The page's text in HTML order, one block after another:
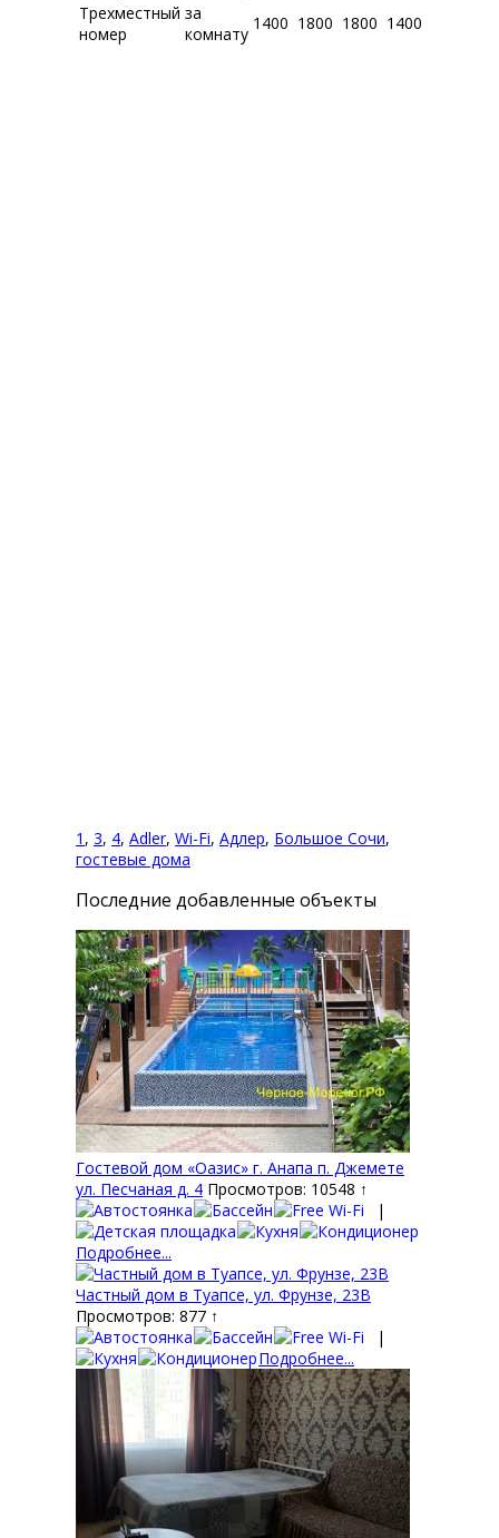
Трехместный
номер
за
комнату
1400 1800 1800 1400
1 , 3, 4, Adler, Wi-Fi, Адлер, Большое Сочи,
гостевые дома
Последние добавленные объекты
Гостевой дом «Оазис» г. Анапа п. Джемете
ул. Песчаная д. 4 Просмотров: 10548 ↑
|
Подробнее...
Частный дом в Туапсе, ул. Фрунзе, 23В
Просмотров: 877 ↑
|
Подробнее...